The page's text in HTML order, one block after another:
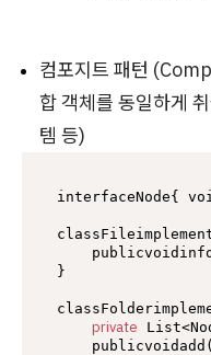
컴포지트 패턴
합 객체를 동일하게
템 등)
interfaceNode{
}
private